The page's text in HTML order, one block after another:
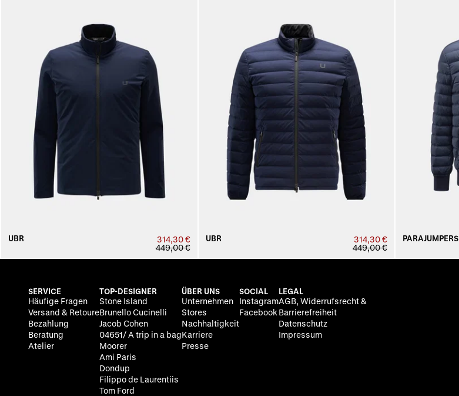
UBR
314,30 €
449,00 €
UBR
314,30 €
449,00 €
PARAJUMPERS
SERVICE
Häufige Fragen
Versand & Retoure
Bezahlung
Beratung
Atelier
TOP-DESIGNER
Stone Island
Brunello Cucinelli
Jacob Cohen
04651/ A trip in a bag
Moorer
Ami Paris
Dondup
Filippo de Laurentiis
Tom Ford
ÜBER UNS
Unternehmen
Stores
Nachhaltigkeit
Karriere
Presse
SOCIAL
Instagram
Facebook
LEGAL
AGB, Widerrufsrecht &
Barrierefreiheit
Datenschutz
Impressum